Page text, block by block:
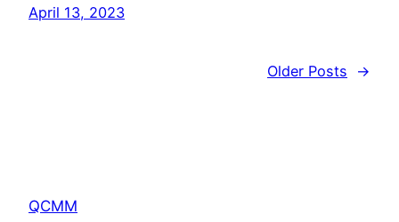
April 13, 2023
Older Posts →
QCMM